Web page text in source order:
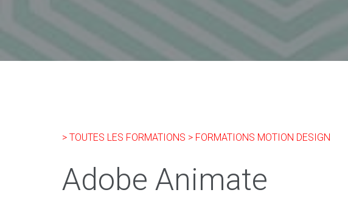
> TOUTES LES FORMATIONS > FORMATIONS MOTION DESIGN
Adobe Animate